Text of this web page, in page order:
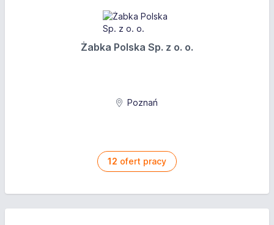
Żabka Polska Sp. z o. o.
Poznań
12 ofert pracy